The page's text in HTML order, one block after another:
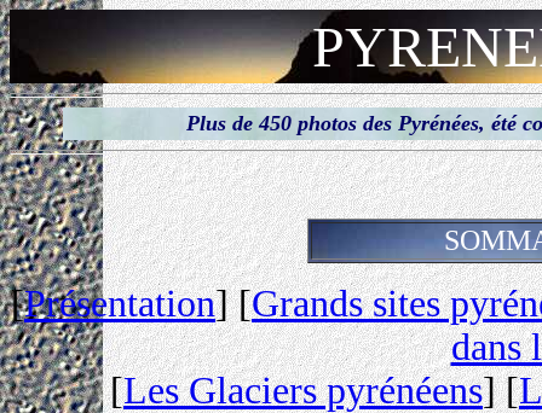
Plus de 450 photos des Pyrénées, été
[Présentation] [Grands sites
dans
[Les Glaciers pyrénéens] [